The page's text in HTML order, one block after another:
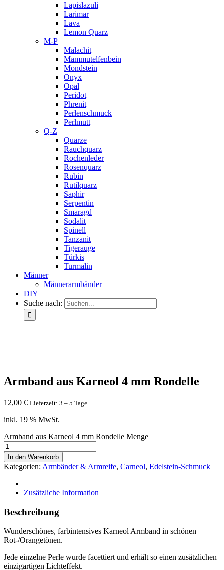
Lapislazuli
Larimar
Lava
Lemon Quarz
M-P
Malachit
Mammutelfenbein
Mondstein
Onyx
Opal
Peridot
Phrenit
Perlenschmuck
Perlmutt
Q-Z
Quarze
Rauchquarz
Rochenleder
Rosenquarz
Rubin
Rutilquarz
Saphir
Serpentin
Smaragd
Sodalit
Spinell
Tanzanit
Tigerauge
Türkis
Turmalin
Männer
Männerarmbänder
DIY
Suche nach:
Armband aus Karneol 4 mm Rondelle
12,00 € Lieferzeit: 3 – 5 Tage
inkl. 19 % MwSt.
Armband aus Karneol 4 mm Rondelle Menge
In den Warenkorb
Kategorien: Armbänder & Armreife, Carneol, Edelstein-Schmuck
Zusätzliche Information
Beschreibung
Wunderschönes, farbintensives Karneol Armband in schönen
Rot-/Orangetönen.
Jede einzelne Perle wurde facettiert und erhält so einen zusätzlichen
einzigartigen Lichteffekt.